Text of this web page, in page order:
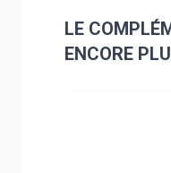
LE
ENCORE